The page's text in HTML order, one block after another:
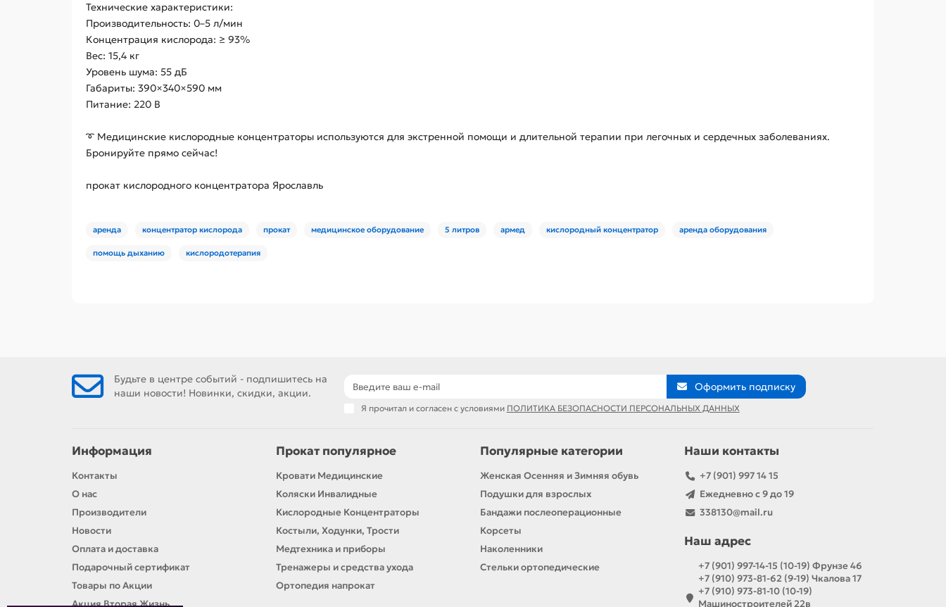
Технические характеристики:
Производительность: 0–5 л/мин
Концентрация кислорода: ≥ 93%
Вес: 15,4 кг
Уровень шума: 55 дБ
Габариты: 390×340×590 мм
Питание: 220 В
➰ Медицинские кислородные концентраторы используются для экстренной помощи и длительной терапии при легочных и сердечных заболеваниях.
Бронируйте прямо сейчас!
прокат кислородного концентратора Ярославль
аренда концентратор кислорода прокат медицинское оборудование 5 литров армед кислородный концентратор аренда оборудования
помощь дыханию кислородотерапия
Будьте в центре событий - подпишитесь на
наши новости! Новинки, скидки, акции.
Оформить подписку
Я прочитал и согласен с условиями ПОЛИТИКА БЕЗОПАСНОСТИ ПЕРСОНАЛЬНЫХ ДАННЫХ
Информация
Контакты
О нас
Производители
Новости
Оплата и доставка
Подарочный сертификат
Товары по Акции
Акция Вторая Жизнь
Прокат популярное
Кровати Медицинские
Коляски Инвалидные
Кислородные Концентраторы
Костыли, Ходунки, Трости
Медтехника и приборы
Тренажеры и средства ухода
Ортопедия напрокат
Популярные категории
Женская Осенняя и Зимняя обувь
Подушки для взрослых
Бандажи послеоперационные
Корсеты
Наколенники
Стельки ортопедические
Наши контакты
+7 (901) 997 14 15
Ежедневно с 9 до 19
338130@mail.ru
Наш адрес
+7 (901) 997-14-15 (10-19) Фрунзе 46
+7 (910) 973-81-62 (9-19) Чкалова 17
+7 (910) 973-81-10 (10-19)
Машиностроителей 22в